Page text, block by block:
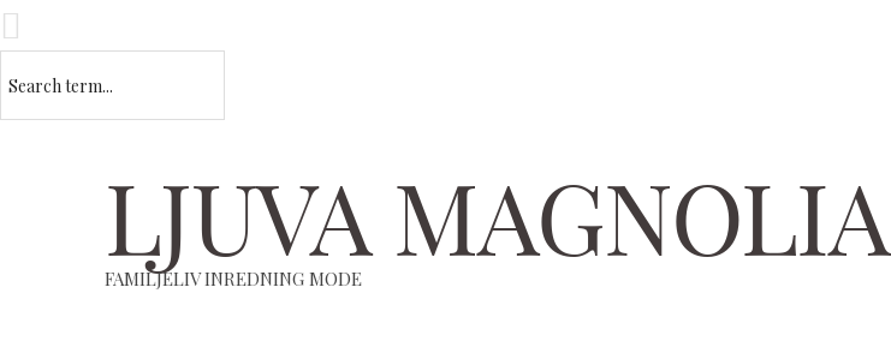
LJUVA MAGNOLIA
FAMILJELIV INREDNING MODE